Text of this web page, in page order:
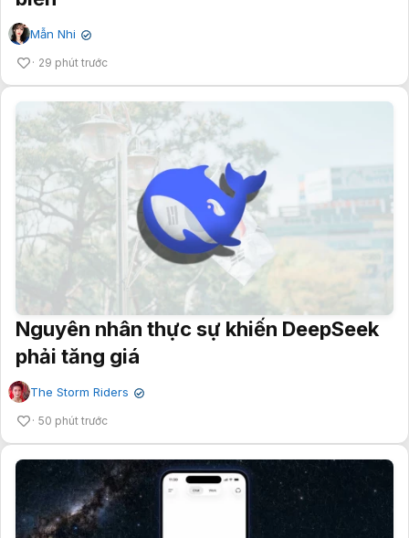
Mẫn Nhi ✔
29 phút trước
Nguyên nhân thực sự khiến DeepSeek
phải tăng giá
The Storm Riders ✔
50 phút trước